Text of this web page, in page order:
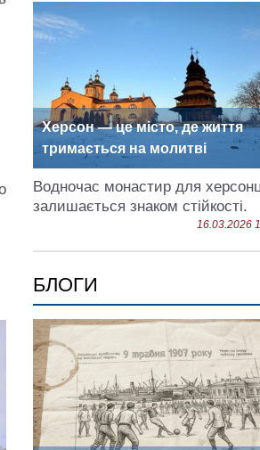
Херсон — це місто, де життя
тримається на молитві
Водночас монастир для
залишається знаком стійкості.
16.03.2026
БЛОГИ
Дорога до Херсона: нотатки